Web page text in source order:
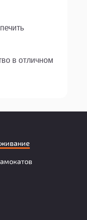
в отличном